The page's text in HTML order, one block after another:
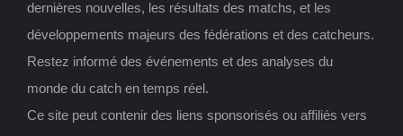
dernières nouvelles, les résultats des matchs, et les
développements majeurs des fédérations et des catcheurs.
Restez informé des événements et des analyses du
monde du catch en temps réel.
Ce site peut contenir des liens sponsorisés ou affiliés vers